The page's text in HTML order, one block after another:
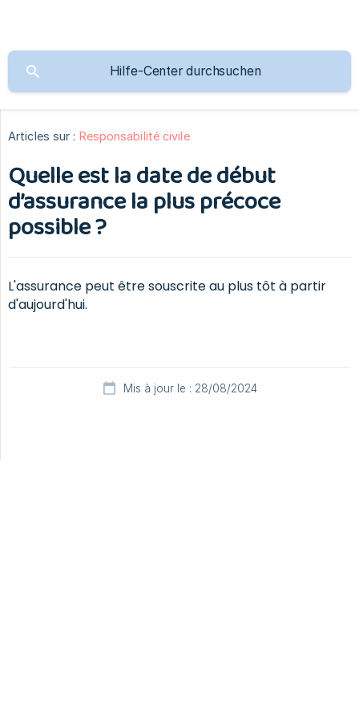
Articles sur : Responsabilité civile
Quelle est la date de début
d’assurance la plus précoce
possible ?
L'assurance peut être souscrite au plus tôt à partir
d'aujourd'hui.
Mis à jour le : 28/08/2024